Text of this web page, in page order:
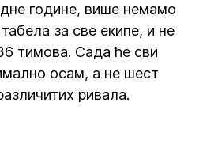
године, више немамо
за све екипе, и не
тимова. Сада ће сви
осам, а не шест
ривала.